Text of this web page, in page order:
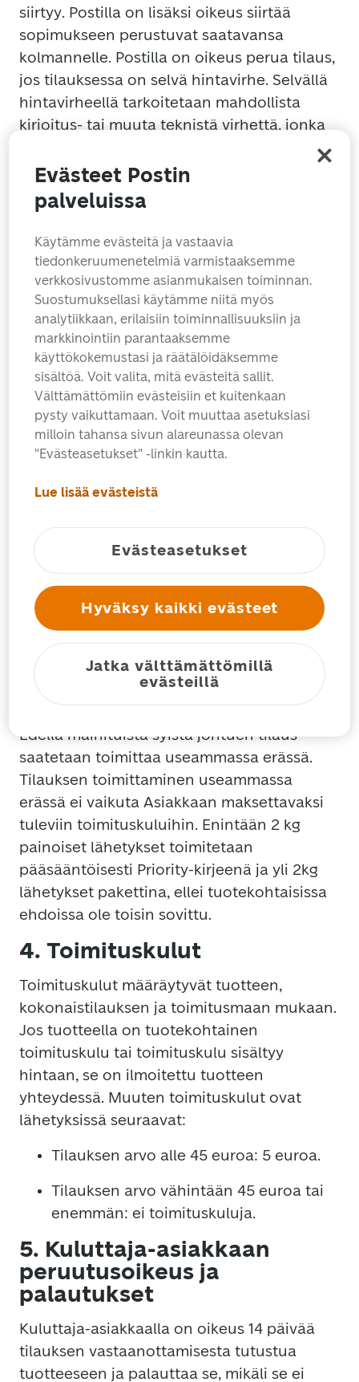
siirtyy. Postilla on lisäksi oikeus siirtää
sopimukseen perustuvat saatavansa
kolmannelle. Postilla on oikeus perua tilaus,
jos tilauksessa on selvä hintavirhe. Selvällä
hintavirheellä tarkoitetaan mahdollista
kirjoitus- tai muuta teknistä virhettä, jonka
vuoksituotteen hinta poikkeaa merkittävästi
ja selvästi tuotteen oikeasta hinnasta. Selviä
hintavirheitä voivat olla muun muassa
seuraavat esimerkit • jos tuotteella on hinta
0,00 euroa tai ei hintaa ollenkaan • jos
kymmenien eurojen arvoisen keräily- tai
lahjatuotteen hinnaksi ilmoitetaan esim.
muutamia euroja. Em. tapauksissa
virheellinen hinta on niin selkeästi oikeasta
hinnasta poikkeava, että asiakkaan
katsotaan ymmärtävän virheellisyys.
3. Toimitusaika ja -tapa
Tuotteet lähetään pääsääntöisesti 3-5
tuotekohtaisissa ehdoissa ole ilmoitettu
aika saattaa olla pidempi, tällöin asiasta
kerrotaan palvelussa. Jos tilauksella on
tulevaisuudessa ilmestyviä postimerkkejä
tai tuotteita, nämä tuotteet toimitetaan
ilmestymispäivän jälkeen ja toimitusaika
lasketaan ilmestymispäivästä. Jos tilaus
sisältää tuotteita, jotka ovat tilapäisesti
loppuneet varastosta, ne toimitetaan
Edellä mainituista syistä johtuen tilaus
saatetaan toimittaa useammassa erässä.
Tilauksen toimittaminen useammassa
erässä ei vaikuta Asiakkaan maksettavaksi
tuleviin toimituskuluihin. Enintään 2 kg
painoiset lähetykset toimitetaan
pääsääntöisesti Priority-kirjeenä ja yli 2kg
lähetykset pakettina, ellei tuotekohtaisissa
ehdoissa ole toisin sovittu.
4. Toimituskulut
Toimituskulut määräytyvät tuotteen,
kokonaistilauksen ja toimitusmaan mukaan.
Jos tuotteella on tuotekohtainen
toimituskulu tai toimituskulu sisältyy
hintaan, se on ilmoitettu tuotteen
yhteydessä. Muuten toimituskulut ovat
lähetyksissä seuraavat:
Tilauksen arvo alle 45 euroa: 5 euroa.
Tilauksen arvo vähintään 45 euroa tai
enemmän: ei toimituskuluja.
5. Kuluttaja-asiakkaan
peruutusoikeus ja
palautukset
Kuluttaja-asiakkaalla on oikeus 14 päivää
tilauksen vastaanottamisesta tutustua
tuotteeseen ja palauttaa se, mikäli se ei
Evästeet Postin
palveluissa
Käytämme evästeitä ja vastaavia
tiedonkeruumenetelmiä varmistaaksemme
verkkosivustomme asianmukaisen toiminnan.
Suostumuksellasi käytämme niitä myös
analytiikkaan, erilaisiin toiminnallisuuksiin ja
markkinointiin parantaaksemme
käyttökokemustasi ja räätälöidäksemme
sisältöä. Voit valita, mitä evästeitä sallit.
Välttämättömiin evästeisiin et kuitenkaan
pysty vaikuttamaan. Voit muuttaa asetuksiasi
milloin tahansa sivun alareunassa olevan
"Evästeasetukset" -linkin kautta.
Lue lisää evästeistä
Evästeasetukset
Jatka välttämättömillä
evästeillä
Hyväksy kaikki evästeet